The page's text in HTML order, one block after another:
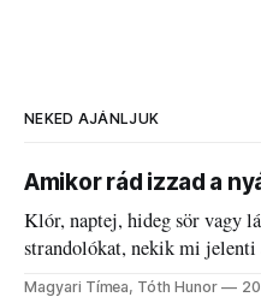
NEKED AJÁNLJUK
Amikor rád izzad a
Klór, naptej, hideg sör vagy
strandolókat, nekik mi jelenti
kánikulát.
Magyari Tímea, Tóth Hunor